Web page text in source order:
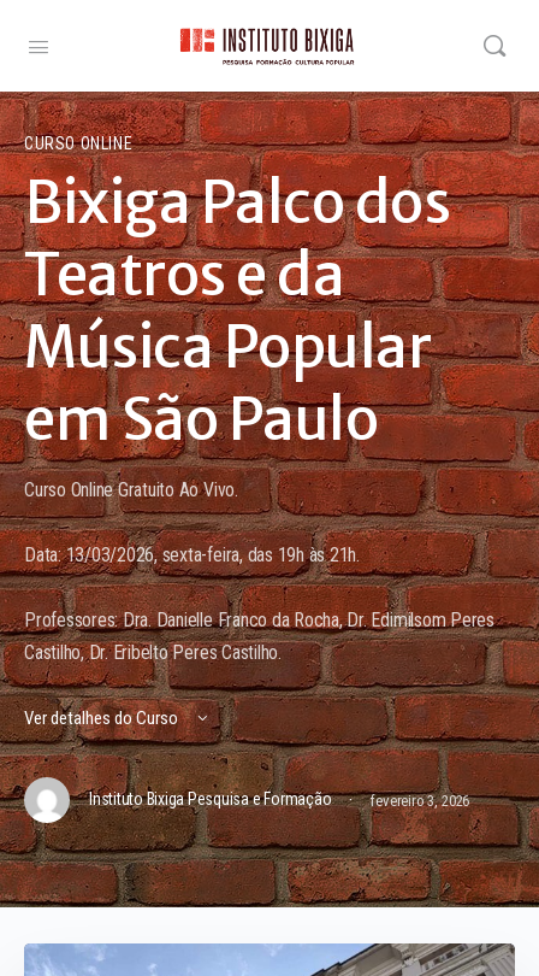
CURSO ONLINE
Bixiga Palco dos
Teatros e da
Música Popular
em São Paulo
Curso Online Gratuito Ao Vivo.
Data: 13/03/2026, sexta-feira, das 19h às 21h.
Professores: Dra. Danielle Franco da Rocha, Dr. Edimilsom Peres
Castilho, Dr. Eribelto Peres Castilho.
Ver detalhes do Curso
Instituto Bixiga Pesquisa e Formação · fevereiro 3, 2026